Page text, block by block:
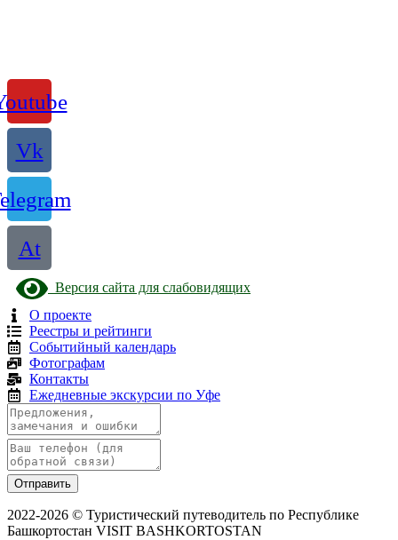
Vk
At
Версия сайта для слабовидящих
О проекте
Реестры и рейтинги
Событийный календарь
Фотографам
Контакты
Ежедневные экскурсии по Уфе
Отправить
2022-2026 © Туристический путеводитель по Республике
Башкортостан VISIT BASHKORTOSTAN